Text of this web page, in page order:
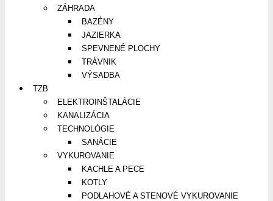
ZÁHRADA
BAZÉNY
JAZIERKA
SPEVNENÉ PLOCHY
TRÁVNIK
VÝSADBA
TZB
ELEKTROINŠTALÁCIE
KANALIZÁCIA
TECHNOLÓGIE
SANÁCIE
VYKUROVANIE
KACHLE A PECE
KOTLY
PODLAHOVÉ A STENOVÉ VYKUROVANIE